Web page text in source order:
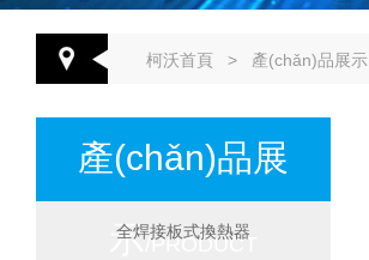
柯沃首頁 > 產(chǎn)品展示
產(chǎn)品展
示 /PRODUCT
全焊接板式換熱器